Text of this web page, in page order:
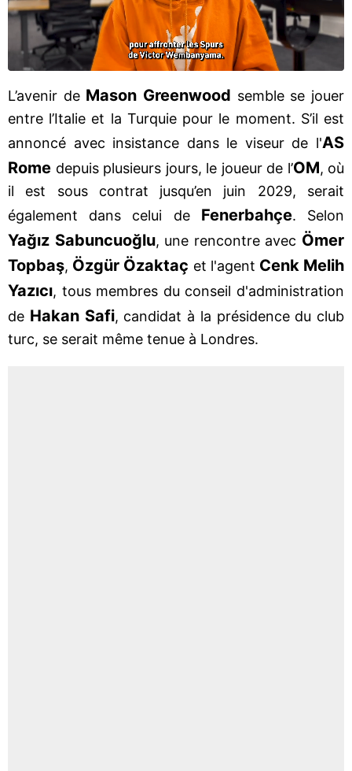
L’avenir de Mason Greenwood semble se jouer
entre l’Italie et la Turquie pour le moment. S’il est
annoncé avec insistance dans le viseur de l'AS
Rome depuis plusieurs jours, le joueur de l’OM, où
il est sous contrat jusqu’en juin 2029, serait
également dans celui de Fenerbahçe. Selon
Yağız Sabuncuoğlu, une rencontre avec Ömer
Topbaş, Özgür Özaktaç et l'agent Cenk Melih
Yazıcı, tous membres du conseil d'administration
de Hakan Safi, candidat à la présidence du club
turc, se serait même tenue à Londres.